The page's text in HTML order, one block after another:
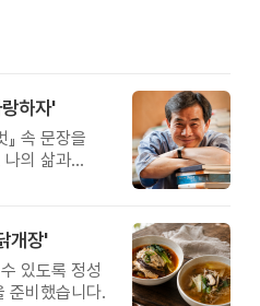
하자'
속 문장을
나의 삶과
개장'
있도록 정성
준비했습니다.